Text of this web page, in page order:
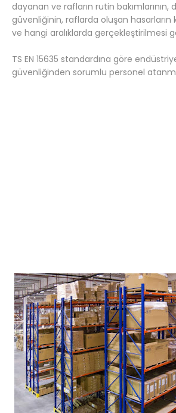
dayanan ve rafların rutin bakımlarının,
güvenliğinin, raflarda oluşan hasarların
ve hangi aralıklarda gerçekleştirilmesi
TS EN 15635 standardına göre
güvenliğinden sorumlu personel